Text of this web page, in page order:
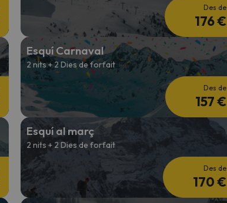
Des de
176 €
Esquí Carnaval
2 nits + 2 Dies de forfait
Des de
157 €
Esquí al març
2 nits + 2 Dies de forfait
Des de
170 €